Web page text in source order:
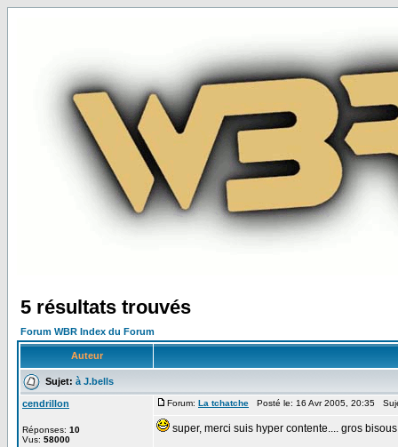
5 résultats trouvés
Forum WBR Index du Forum
Auteur
Sujet: à J.bells
cendrillon
Réponses: 10
Vus: 58000
Forum: La tchatche Posté le: 16 Avr 2005, 20:35
super, merci suis hyper contente.... gros